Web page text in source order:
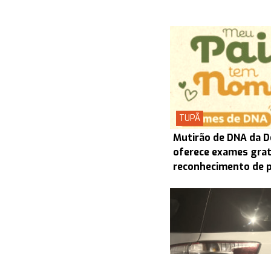
TUPÃ
Mutirão de DNA da
oferece exames
reconhecimento de